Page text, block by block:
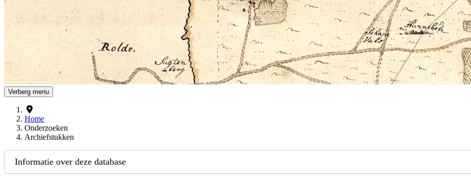
Verberg menu
Home
Onderzoeken
Archiefstukken
Informatie over deze database